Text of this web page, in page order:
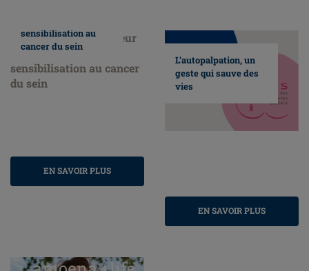
sensibilisation au
cancer du sein
EN SAVOIR PLUS
L’autopalpation, un
geste qui sauve des
vies
EN SAVOIR PLUS